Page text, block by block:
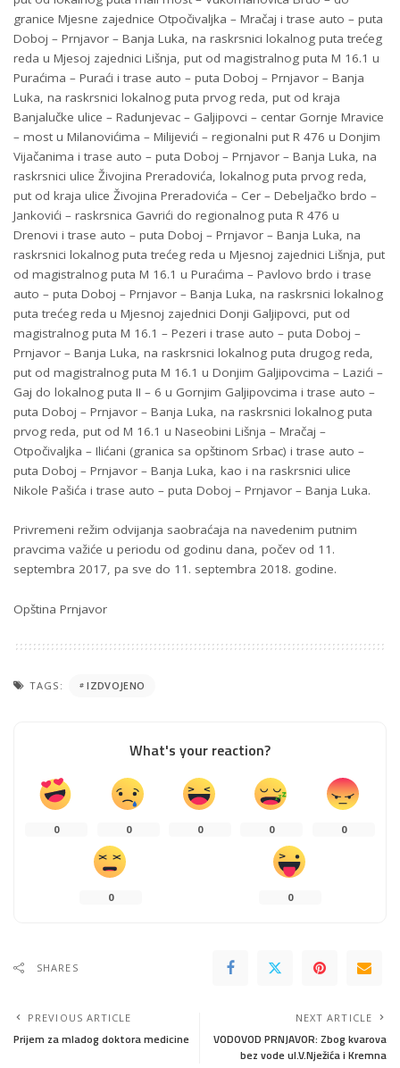
granice Mjesne zajednice Otpočivaljka – Mračaj i trase auto – puta
Doboj – Prnjavor – Banja Luka, na raskrsnici lokalnog puta trećeg
reda u Mjesoj zajednici Lišnja, put od magistralnog puta M 16.1 u
Puraćima – Puraći i trase auto – puta Doboj – Prnjavor – Banja
Luka, na raskrsnici lokalnog puta prvog reda, put od kraja
Banjalučke ulice – Radunjevac – Galjipovci – centar Gornje Mravice
– most u Milanovićima – Milijevići – regionalni put R 476 u Donjim
Vijačanima i trase auto – puta Doboj – Prnjavor – Banja Luka, na
raskrsnici ulice Živojina Preradovića, lokalnog puta prvog reda,
put od kraja ulice Živojina Preradovića – Cer – Debeljačko brdo –
Jankovići – raskrsnica Gavrići do regionalnog puta R 476 u
Drenovi i trase auto – puta Doboj – Prnjavor – Banja Luka, na
raskrsnici lokalnog puta trećeg reda u Mjesnoj zajednici Lišnja, put
od magistralnog puta M 16.1 u Puraćima – Pavlovo brdo i trase
auto – puta Doboj – Prnjavor – Banja Luka, na raskrsnici lokalnog
puta trećeg reda u Mjesnoj zajednici Donji Galjipovci, put od
magistralnog puta M 16.1 – Pezeri i trase auto – puta Doboj –
Prnjavor – Banja Luka, na raskrsnici lokalnog puta drugog reda,
put od magistralnog puta M 16.1 u Donjim Galjipovcima – Lazići –
Gaj do lokalnog puta II – 6 u Gornjim Galjipovcima i trase auto –
puta Doboj – Prnjavor – Banja Luka, na raskrsnici lokalnog puta
prvog reda, put od M 16.1 u Naseobini Lišnja – Mračaj –
Otpočivaljka – Ilićani (granica sa opštinom Srbac) i trase auto –
puta Doboj – Prnjavor – Banja Luka, kao i na raskrsnici ulice
Nikole Pašića i trase auto – puta Doboj – Prnjavor – Banja Luka.
Privremeni režim odvijanja saobraćaja na navedenim putnim
pravcima važiće u periodu od godinu dana, počev od 11.
septembra 2017, pa sve do 11. septembra 2018. godine.
Opština Prnjavor
TAGS: IZDVOJENO
What's your reaction?
0 0 0 0 0
0 0
SHARES
PREVIOUS ARTICLE
Prijem za mladog doktora medicine
NEXT ARTICLE
VODOVOD PRNJAVOR: Zbog kvarova
bez vode ul.V.Nježića i Kremna